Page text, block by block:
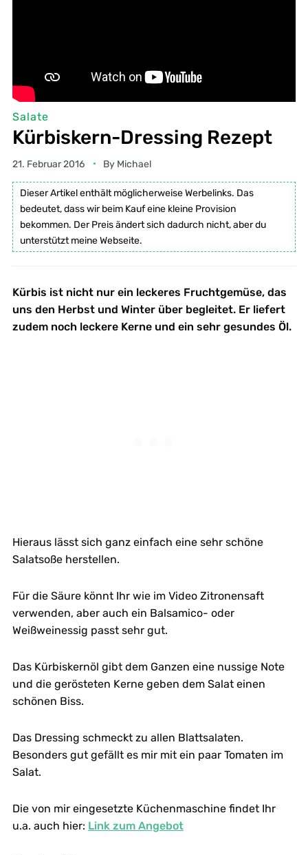
Salate
Kürbiskern-Dressing Rezept
21. Februar 2016 By Michael
Dieser Artikel enthält möglicherweise Werbelinks. Das
bedeutet, dass wir beim Kauf eine kleine Provision
bekommen. Der Preis ändert sich dadurch nicht, aber du
unterstützt meine Webseite.
Kürbis ist nicht nur ein leckeres Fruchtgemüse, das
uns den Herbst und Winter über begleitet. Er liefert
zudem noch leckere Kerne und ein sehr gesundes Öl.
Hieraus lässt sich ganz einfach eine sehr schöne
Salatsoße herstellen.
Für die Säure könnt Ihr wie im Video Zitronensaft
verwenden, aber auch ein Balsamico- oder
Weißweinessig passt sehr gut.
Das Kürbiskernöl gibt dem Ganzen eine nussige Note
und die gerösteten Kerne geben dem Salat einen
schönen Biss.
Das Dressing schmeckt zu allen Blattsalaten.
Besonders gut gefällt es mir mit ein paar Tomaten im
Salat.
Die von mir eingesetzte Küchenmaschine findet Ihr
u.a. auch hier: Link zum Angebot